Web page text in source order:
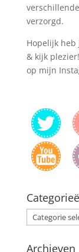
verzorgd.
Hopelijk heb
& kijk
op mijn
Categorieën
Archieven